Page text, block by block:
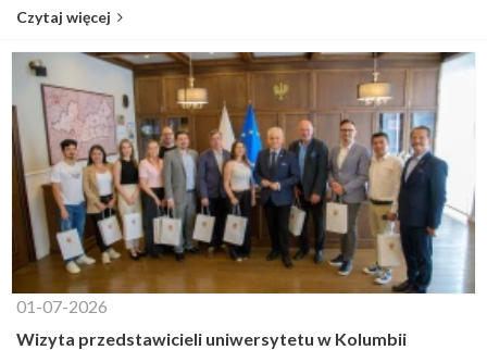
Czytaj więcej
01-07-2026
Wizyta przedstawicieli uniwersytetu w Kolumbii